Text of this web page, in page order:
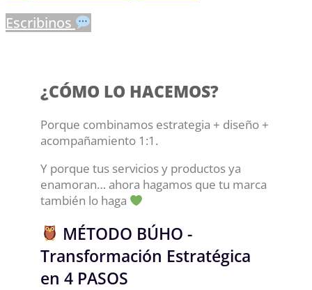
Escribinos
¿CÓMO LO HACEMOS?
Porque combinamos estrategia + diseño +
acompañamiento 1:1.
Y porque tus servicios y productos ya
enamoran… ahora hagamos que tu marca
también lo haga
MÉTODO BÚHO -
Transformación Estratégica
en 4 PASOS